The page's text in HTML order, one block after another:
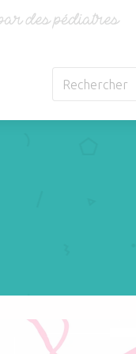
Rechercher
Pédiatrie
Pneumologie
maternel : protection pour